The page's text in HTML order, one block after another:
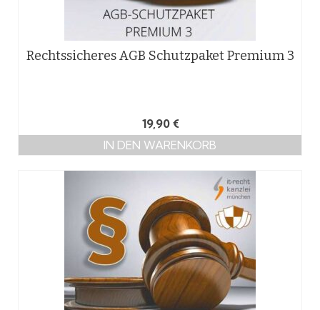
Rechtssicheres AGB Schutzpaket Premium 3
19,90 €
IN DEN WARENKORB